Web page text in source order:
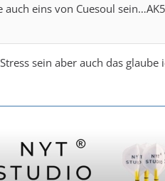
eins von Cuesoul
sein aber auch das glaube